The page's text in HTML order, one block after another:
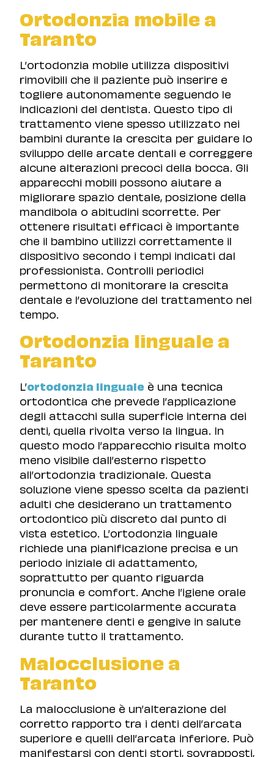
Ortodonzia mobile a
Taranto
L’ortodonzia mobile utilizza dispositivi
rimovibili che il paziente può inserire e
togliere autonomamente seguendo le
indicazioni del dentista. Questo tipo di
trattamento viene spesso utilizzato nei
bambini durante la crescita per guidare lo
sviluppo delle arcate dentali e correggere
alcune alterazioni precoci della bocca. Gli
apparecchi mobili possono aiutare a
migliorare spazio dentale, posizione della
mandibola o abitudini scorrette. Per
ottenere risultati efficaci è importante
che il bambino utilizzi correttamente il
dispositivo secondo i tempi indicati dal
professionista. Controlli periodici
permettono di monitorare la crescita
dentale e l’evoluzione del trattamento nel
tempo.
Ortodonzia linguale a
Taranto
L’ortodonzia linguale è una tecnica
ortodontica che prevede l’applicazione
degli attacchi sulla superficie interna dei
denti, quella rivolta verso la lingua. In
questo modo l’apparecchio risulta molto
meno visibile dall’esterno rispetto
all’ortodonzia tradizionale. Questa
soluzione viene spesso scelta da pazienti
adulti che desiderano un trattamento
ortodontico più discreto dal punto di
vista estetico. L’ortodonzia linguale
richiede una pianificazione precisa e un
periodo iniziale di adattamento,
soprattutto per quanto riguarda
pronuncia e comfort. Anche l’igiene orale
deve essere particolarmente accurata
per mantenere denti e gengive in salute
durante tutto il trattamento.
Malocclusione a
Taranto
La malocclusione è un’alterazione del
corretto rapporto tra i denti dell’arcata
superiore e quelli dell’arcata inferiore. Può
manifestarsi con denti storti, sovrapposti,